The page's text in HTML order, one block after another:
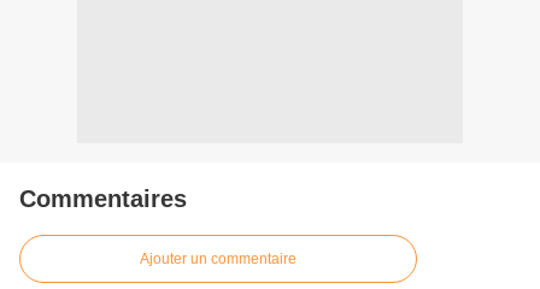
Commentaires
Ajouter un commentaire